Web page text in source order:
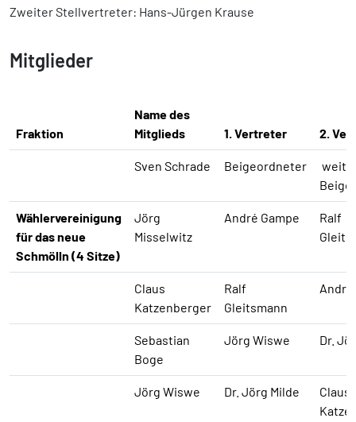
Zweiter Stellvertreter: Hans-Jürgen Krause
Mitglieder
Fraktion
Name des
Mitglieds
1. Vertreter 2.
Sven Schrade Beigeordneter
Wählervereinigung
für das neue
Schmölln (4 Sitze)
Jörg
Misselwitz
André Gampe
Ralf
Claus
Katzenberger
Ralf
Gleitsmann
André
Sebastian
Boge
Jörg Wiswe Dr.
Jörg Wiswe Dr. Jörg Milde
Claus